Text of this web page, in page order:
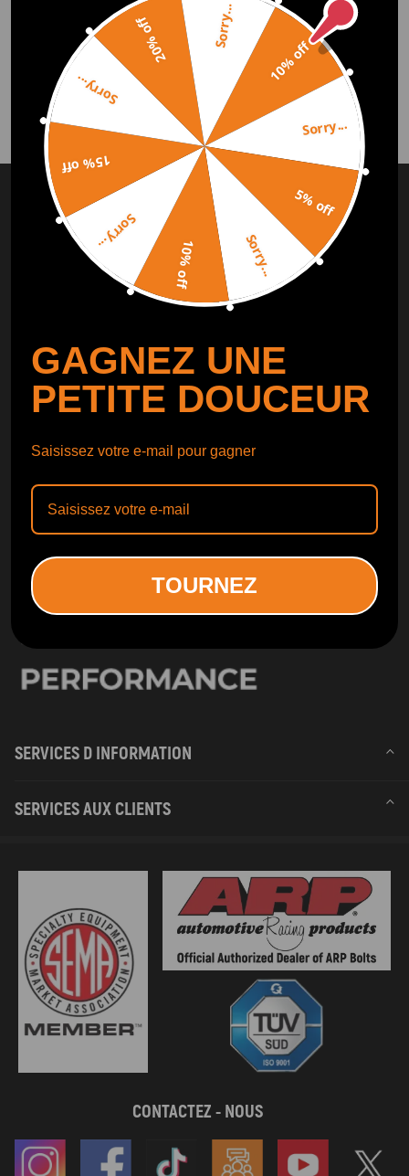
ABONNEZ-VOUS ET OBTENEZ
10%
RÉDUCTION
Abonnez-vous à notre Newsletter et obtenez des bonus
pour le prochain achat
SUIVI DE COMMANDE
SERVICES D INFORMATION
SERVICES AUX CLIENTS
CONTACTEZ - NOUS
10% off
Sorry...
5% off
Sorry...
10% off
Sorry...
15% off
Sorry...
20% off Sorry...
GAGNEZ UNE
PETITE DOUCEUR
Saisissez votre e-mail pour gagner
TOURNEZ